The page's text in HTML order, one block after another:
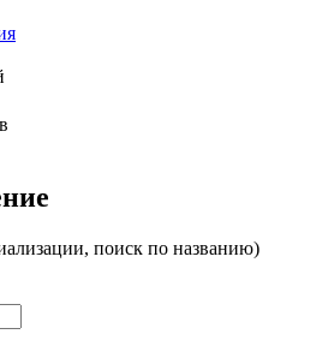
поиск по названию)